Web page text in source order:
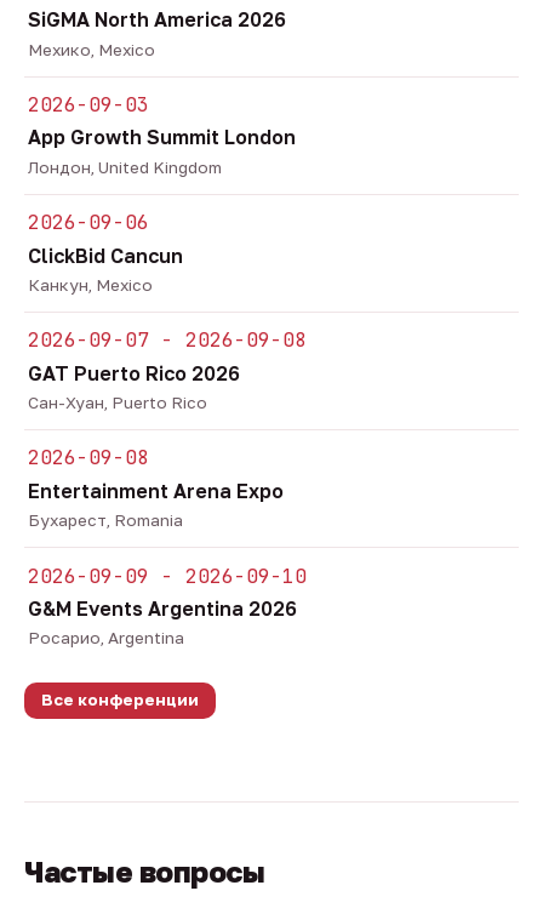
SiGMA North America 2026
Мехико, Mexico
2026-09-03
App Growth Summit London
Лондон, United Kingdom
2026-09-06
ClickBid Cancun
Канкун, Mexico
2026-09-07 - 2026-09-08
GAT Puerto Rico 2026
Сан-Хуан, Puerto Rico
2026-09-08
Entertainment Arena Expo
Бухарест, Romania
2026-09-09 - 2026-09-10
G&M Events Argentina 2026
Росарио, Argentina
Все конференции
Частые вопросы